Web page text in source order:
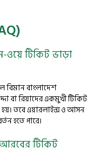
টিকিট ভাড়া
বিমান বাংলাদেশ
বা রিয়াদের একমুখী টিকিট
তবে এয়ারলাইন্স ও আসন
হতে পারে।
টিকিট